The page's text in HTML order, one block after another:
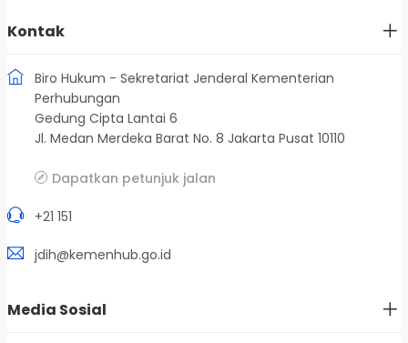
Kontak
Biro Hukum - Sekretariat Jenderal Kementerian
Perhubungan
Gedung Cipta Lantai 6
Jl. Medan Merdeka Barat No. 8 Jakarta Pusat 10110
Dapatkan petunjuk jalan
+21 151
jdih@kemenhub.go.id
Media Sosial